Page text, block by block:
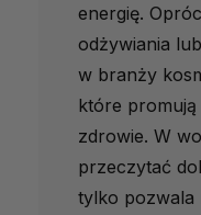
energię.
odżywiania
w branży
które
zdrowie. W
przeczytać
tylko pozwala